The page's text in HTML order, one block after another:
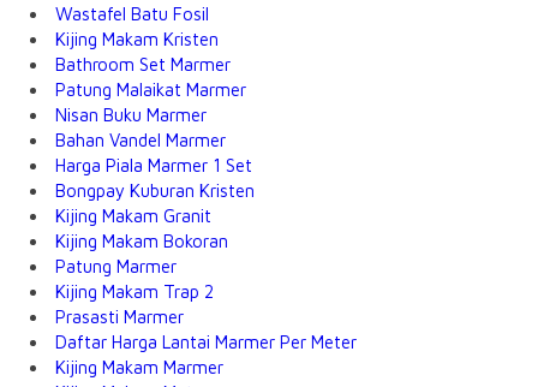
Wastafel Batu Fosil
Kijing Makam Kristen
Bathroom Set Marmer
Patung Malaikat Marmer
Nisan Buku Marmer
Bahan Vandel Marmer
Harga Piala Marmer 1 Set
Bongpay Kuburan Kristen
Kijing Makam Granit
Kijing Makam Bokoran
Patung Marmer
Kijing Makam Trap 2
Prasasti Marmer
Daftar Harga Lantai Marmer Per Meter
Kijing Makam Marmer